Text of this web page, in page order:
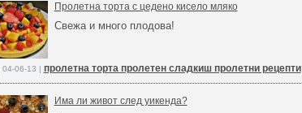
Пролетна торта с цедено кисело мляко
Свежа и много плодова!
06-13 | пролетна торта пролетен сладкиш пролетни рецепти
Има ли живот след уикенда?